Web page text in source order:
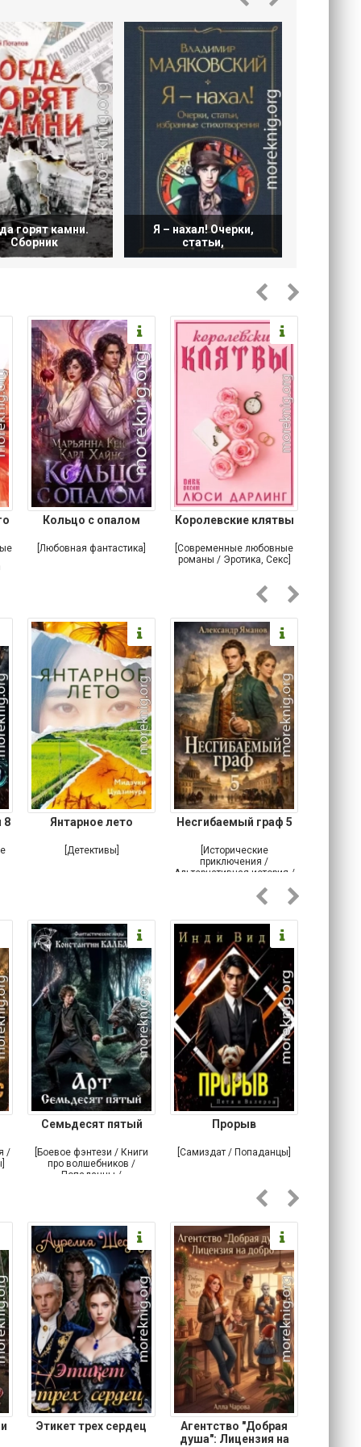
горят камни.
Сборник
Я – нахал! Очерки,
статьи,
Кольцо с опалом
[Любовная фантастика]
Королевские клятвы
[Современные любовные
романы / Эротика, Секс]
8 Янтарное лето
[Детективы]
Несгибаемый граф 5
[Исторические
приключения /
Альтернативная история /
/
Семьдесят пятый
[Боевое фэнтези / Книги
про волшебников /
Попаданцы /
Прорыв
[Самиздат / Попаданцы]
Этикет трех сердец
Агентство "Добрая
душа": Лицензия на